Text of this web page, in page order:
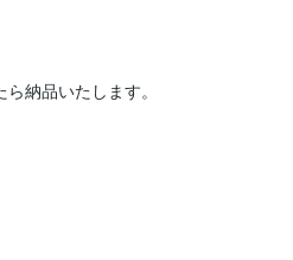
納品いたします。